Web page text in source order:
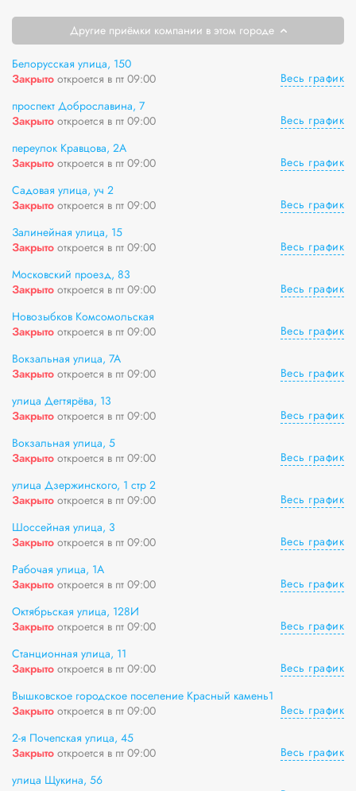
Другие приёмки компании в этом городе
Белорусская улица, 150
Закрыто откроется в пт 09:00
Весь график
проспект Доброславина, 7
Закрыто откроется в пт 09:00
Весь график
переулок Кравцова, 2А
Закрыто откроется в пт 09:00
Весь график
Садовая улица, уч 2
Закрыто откроется в пт 09:00
Весь график
Залинейная улица, 15
Закрыто откроется в пт 09:00
Весь график
Московский проезд, 83
Закрыто откроется в пт 09:00
Весь график
Новозыбков Комсомольская
Закрыто откроется в пт 09:00
Весь график
Вокзальная улица, 7А
Закрыто откроется в пт 09:00
Весь график
улица Дегтярёва, 13
Закрыто откроется в пт 09:00
Весь график
Вокзальная улица, 5
Закрыто откроется в пт 09:00
Весь график
улица Дзержинского, 1 стр 2
Закрыто откроется в пт 09:00
Весь график
Шоссейная улица, 3
Закрыто откроется в пт 09:00
Весь график
Рабочая улица, 1А
Закрыто откроется в пт 09:00
Весь график
Октябрьская улица, 128И
Закрыто откроется в пт 09:00
Весь график
Станционная улица, 11
Закрыто откроется в пт 09:00
Весь график
Вышковское городское поселение Красный камень1
Закрыто откроется в пт 09:00
Весь график
2-я Почепская улица, 45
Закрыто откроется в пт 09:00
Весь график
улица Щукина, 56